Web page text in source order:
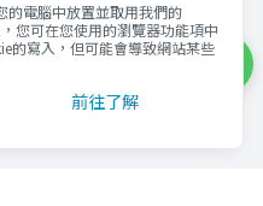
家販售商品規範
用條款
的電腦中放置並取用我們的
您可在您使用的瀏覽器功能項中
的寫入，但可能會導致網站某些
前往了解